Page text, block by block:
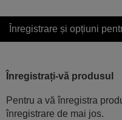
Înregistrare și opțiuni
Înregistrați-vă produsul
Pentru a vă înregistra
înregistrare de mai jos.